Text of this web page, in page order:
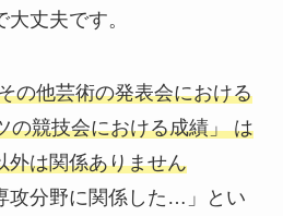
大丈夫です。
の他芸術の発表会における
の競技会における成績」 は
外は関係ありません
攻分野に関係した…」とい